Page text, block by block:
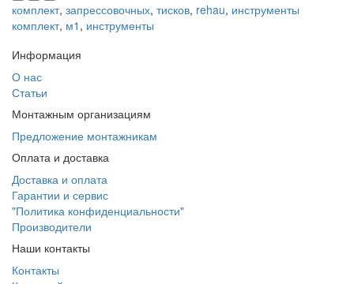
комплект, запрессовочных, тисков, rehau, инструменты
комплект, м1 , инструменты
Информация
О нас
Статьи
Монтажным организациям
Предложение монтажникам
Оплата и доставка
Доставка и оплата
Гарантии и сервис
"Политика конфиденциальности"
Производители
Наши контакты
Контакты